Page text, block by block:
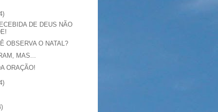
DE DEUS NÃO
OBSERVA O NATAL?
MAS...
ORAÇÃO!